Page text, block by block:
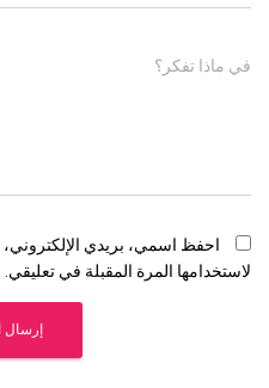
في ماذا تفكر؟
احفظ اسمي، بريدي الإلكتروني،
لاستخدامها المرة المقبلة في تعليقي.